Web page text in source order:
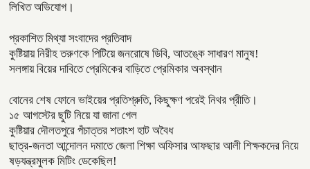
লিখিত অভিযোগ।
প্রকাশিত মিথ্যা সংবাদের প্রতিবাদ
কুষ্টিয়ায় নিরীহ তরুণকে পিটিয়ে জনরোষে ডিবি, আতঙ্কে সাধারণ মানুষ!
সলঙ্গায় বিয়ের দাবিতে প্রেমিকের বাড়িতে প্রেমিকার অবস্থান
বোনের শেষ ফোনে ভাইয়ের প্রতিশ্রুতি, কিছুক্ষণ পরেই নিথর প্রীতি।
১৫ আগস্টের ছুটি নিয়ে যা জানা গেল
কুষ্টিয়ার দৌলতপুরে পঁচাত্তর শতাংশ হাট অবৈধ
ছাত্র-জনতা আন্দোলন দমাতে জেলা শিক্ষা অফিসার আফছার আলী শিক্ষকদের নিয়ে
ষড়যন্ত্রমুলক মিটিং ডেকেছিল!